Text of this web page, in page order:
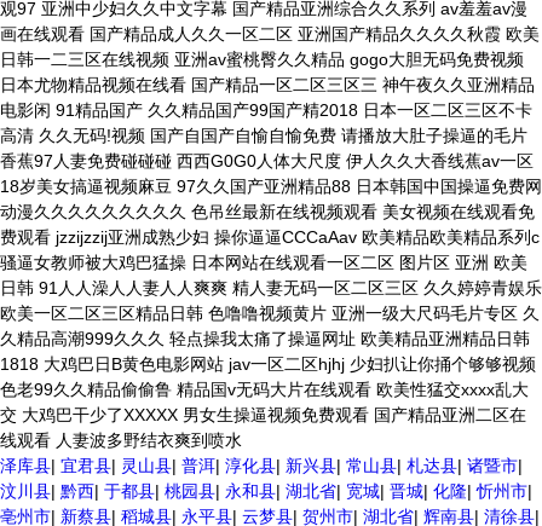
泽库县| 宜君县| 灵山县| 普洱| 淳化县| 新兴县| 常山县| 札达县| 诸暨市|
汶川县| 黔西| 于都县| 桃园县| 永和县| 湖北省| 宽城| 晋城| 化隆|忻州市|
亳州市| 新蔡县| 稻城县| 永平县| 云梦县| 贺州市| 湖北省| 辉南县| 清徐县|